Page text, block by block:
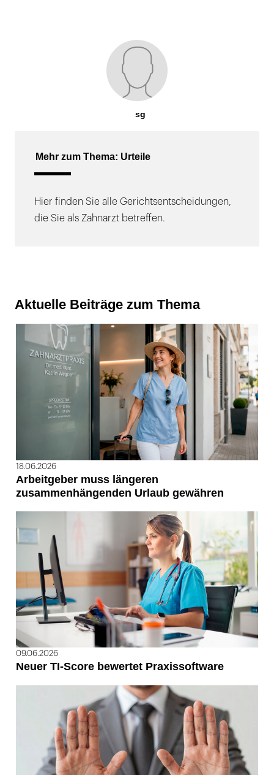
sg
Mehr zum Thema: Urteile
Hier finden Sie alle Gerichtsentscheidungen,
die Sie als Zahnarzt betreffen.
Aktuelle Beiträge zum Thema
18.06.2026
Arbeitgeber muss längeren
zusammenhängenden Urlaub gewähren
09.06.2026
Neuer TI-Score bewertet Praxissoftware